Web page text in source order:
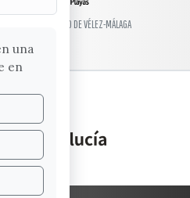
AYUNTAMIENTO DE VÉLEZ-MÁLAGA
una
en